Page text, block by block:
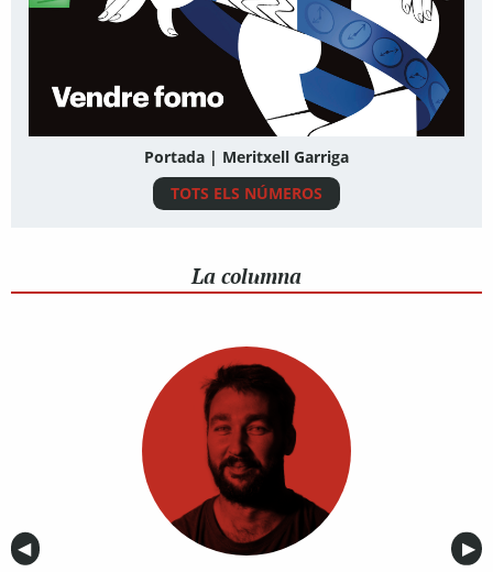
Portada | Meritxell Garriga
TOTS ELS NÚMEROS
La columna
Anterior
◀︎ ▶︎